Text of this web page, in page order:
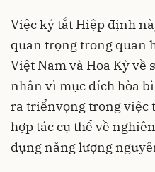
Việc ký tắt Hiệp định
quan trọng trong quan
Việt Nam và Hoa Kỳ về
nhân vì mục đích hòa
ra triểnvọng trong việc
hợp tác cụ thể về
dụng năng lượng